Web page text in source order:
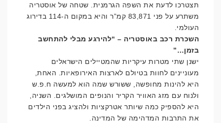
תצטרכו לדעת את השפה הגרמנית. שטחה של אוסטריה
משתרע על פני 83,871 קמ”ר והיא במקום ה-114 בדירוג
העולמי.
השכרת רכב באוסטריה – “להירגע מבלי להתחשב
בזמן…”
ישנן שתי מטרות עיקריות שהמטיילים הישראלים
מעוניינים לחוות בטיולם לארצות האירופאיות. האחת,
היא להינות מחופשה, ששורש שמה הוא למעשה ח.פ.ש
ולנוח עם מזג האוויר הקריר והנופים המושלגים. השניה,
היא להספיק כמה שיותר אטרקציות ולהציג בפני הילדים
את התרבות המדהימה של המדינה.